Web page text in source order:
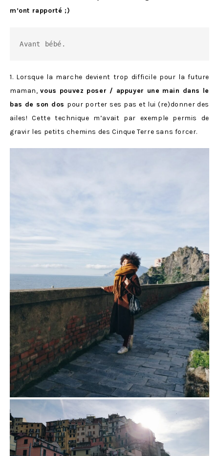
m’ont rapporté ;)
Avant bébé.
1. Lorsque la marche devient trop difficile pour la future
maman,vous pouvez poser / appuyer une main dans le
bas de son dos pour porter ses pas et lui (re)donner des
ailes! Cette technique m’avait par exemple permis de
gravir les petits chemins des Cinque Terre sans forcer.